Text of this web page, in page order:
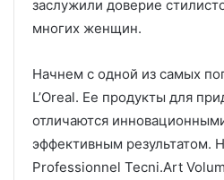
заслужили доверие
многих женщин.
Начнем с одной из самых
L’Oreal. Ее продукты для
отличаются
эффективным результатом.
Professionnel Tecni.Art